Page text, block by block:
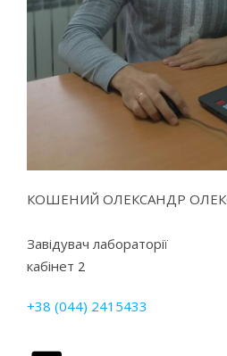
КОШЕНИЙ ОЛЕКСАНДР
Завідувач лабораторії
кабінет 2
+38 (044) 2415433